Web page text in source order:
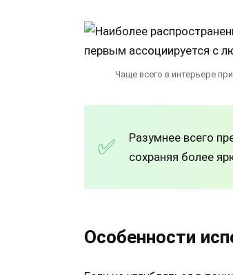
Чаще всего в интерьере
Разумнее всего
сохраняя более
Особенности